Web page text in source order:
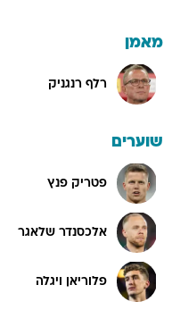
מאמן
רלף רנגניק
שוערים
פטריק פנץ
אלכסנדר שלאגר
פלוריאן ויגלה